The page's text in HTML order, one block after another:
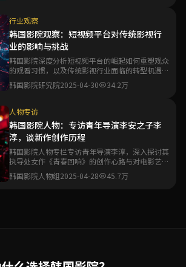
行业观察
韩国影院观察：短视频平台对传统影视行
业的影响与挑战
韩国影院深度分析短视频平台的崛起如何重塑观众
的观看习惯，以及传统影视行业面临的转型机遇与
生存挑战。
韩国影院研究院2025-04-30 34.2万
人物专访
韩国影院人物：专访青年导演李安之子李
淳，谈新作创作历程
韩国影院人物专栏专访青年导演李淳，深入探讨其
执导处女作《青春回响》的创作心路与对电影艺术
的理解。
韩国影院人物组2025-04-28 45.7万